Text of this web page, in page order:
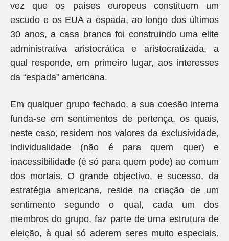
vez que os países europeus constituem um
escudo e os EUA a espada, ao longo dos últimos
30 anos, a casa branca foi construindo uma elite
administrativa aristocrática e aristocratizada, a
qual responde, em primeiro lugar, aos interesses
da “espada” americana.
Em qualquer grupo fechado, a sua coesão interna
funda-se em sentimentos de pertença, os quais,
neste caso, residem nos valores da exclusividade,
individualidade (não é para quem quer) e
inacessibilidade (é só para quem pode) ao comum
dos mortais. O grande objectivo, e sucesso, da
estratégia americana, reside na criação de um
sentimento segundo o qual, cada um dos
membros do grupo, faz parte de uma estrutura de
eleição, à qual só aderem seres muito especiais.